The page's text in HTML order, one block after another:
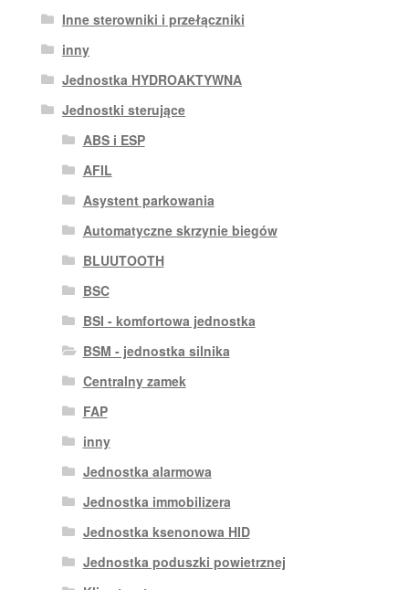
Inne sterowniki i przełączniki
inny
Jednostka HYDROAKTYWNA
Jednostki sterujące
ABS i ESP
AFIL
Asystent parkowania
Automatyczne skrzynie biegów
BLUUTOOTH
BSC
BSI - komfortowa jednostka
BSM - jednostka silnika
Centralny zamek
FAP
inny
Jednostka alarmowa
Jednostka immobilizera
Jednostka ksenonowa HID
Jednostka poduszki powietrznej